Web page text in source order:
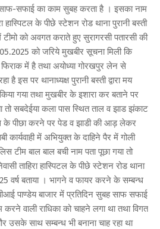
सफाई का काम सुबह करता है । इसका नाम
हास्पिटल के पीछे स्टेशन रोड थाना पुरानी बस्ती
को अवगत कराते हुए सुरागरसी पतारसी की
को जरिये मुखबीर सूचना मिली कि
में है तथा अयोध्या गोरखपुर लेन से
इस पर थानाध्यक्ष पुरानी बस्ती द्वारा मय
गया तथा मुखबीर के इशारा कर बताने पर
तो सबदेईया कला पास स्थित ताल व झाड झंकाट
के पीछा करने पर पेड व झाडी की आड़ लेकर
कार्यवाही में अभियुक्त के दाहिने पैर में गोली
टीम बाल बाल बची नाम पता पूछा गया तो
ताहिरा हास्पिटल के पीछे स्टेशन रोड थाना
वर्ष बताया । भागने व फायर करने के सम्बन्ध
पाण्डेय बाजार में प्रतिदिन सुबह साफ सफाई
वाली राधिका को चाहने लगा था तथा विगत
उसके साथ सम्बन्ध भी बनाना चाह रहा था